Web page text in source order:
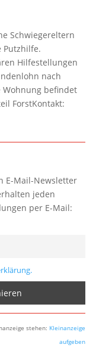
Schwiegereltern
Putzhilfe.
Hilfestellungen
nach
Wohnung befindet
ForstKontakt:
E-Mail-Newsletter
jeden
per E-Mail:
stehen: Kleinanzeige
aufgeben